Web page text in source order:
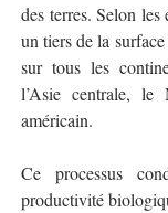
des terres. Selon
un tiers de la
sur tous les
l’Asie centrale, le
américain.
Ce processus
productivité